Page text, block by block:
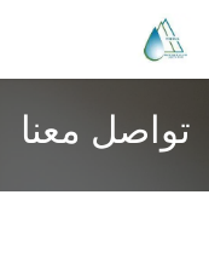
تواصل معنا